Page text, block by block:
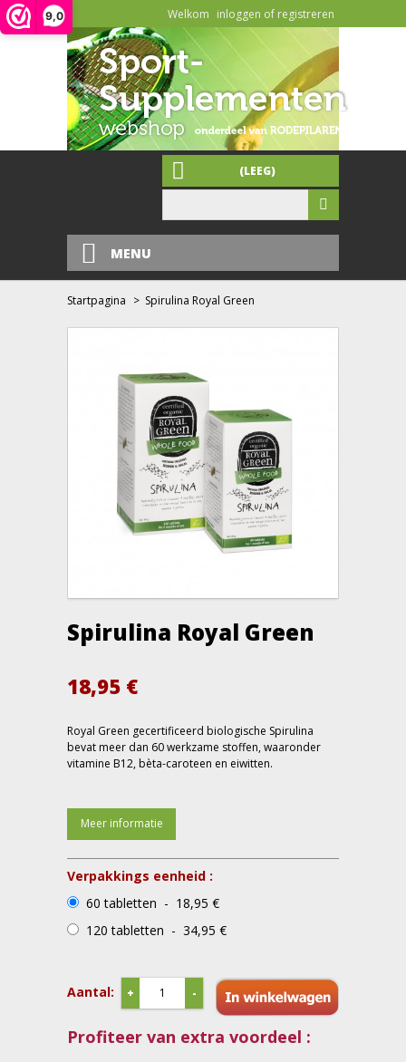
9,0 Welkom inloggen of registreren
(LEEG)
MENU
Startpagina > Spirulina Royal Green
Spirulina Royal Green
18,95 €
Royal Green gecertificeerd biologische Spirulina
bevat meer dan 60 werkzame stoffen, waaronder
vitamine B12, bèta-caroteen en eiwitten.
Meer informatie
Verpakkings eenheid :
60 tabletten - 18,95 €
120 tabletten - 34,95 €
Aantal: + -
Profiteer van extra voordeel :